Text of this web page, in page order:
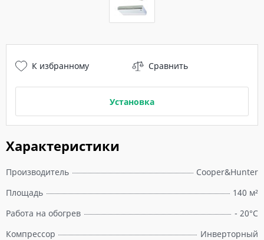
Характеристики
Производитель
Cooper&Hunter
Площадь
140 м²
Работа на обогрев
- 20°C
Компрессор
Инверторный
К избранному Сравнить
Установка